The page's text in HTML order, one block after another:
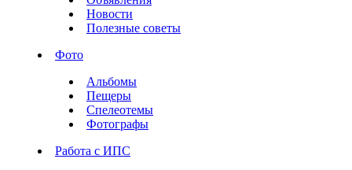
Новости
Полезные советы
Фото
Альбомы
Пещеры
Спелеотемы
Фотографы
Работа с ИПС